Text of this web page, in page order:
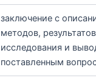
заключение с
методов,
исследования и
поставленным